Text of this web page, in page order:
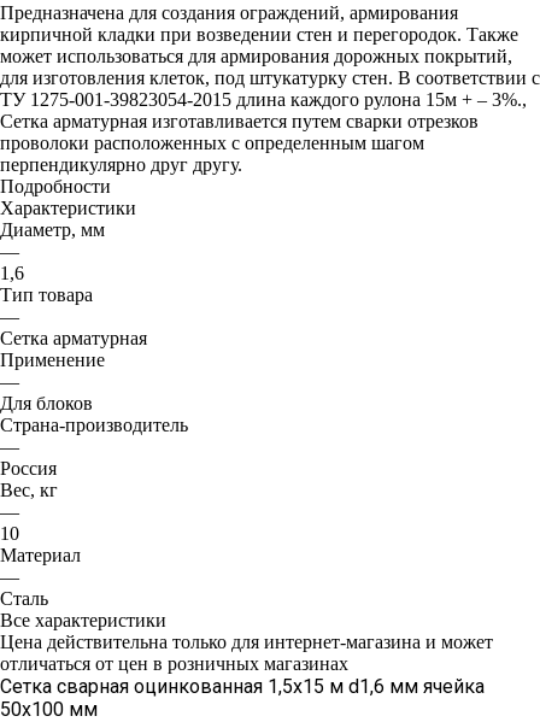
Предназначена для создания ограждений, армирования
кирпичной кладки при возведении стен и перегородок. Также
может использоваться для армирования дорожных покрытий,
для изготовления клеток, под штукатурку стен. В соответствии с
ТУ 1275-001-39823054-2015 длина каждого рулона 15м + – 3%.,
Сетка арматурная изготавливается путем сварки отрезков
проволоки расположенных с определенным шагом
перпендикулярно друг другу.
Подробности
Характеристики
Диаметр, мм
—
1,6
Тип товара
—
Сетка арматурная
Применение
—
Для блоков
Страна-производитель
—
Россия
Вес, кг
—
10
Материал
—
Сталь
Все характеристики
Цена действительна только для интернет-магазина и может
отличаться от цен в розничных магазинах
Сетка сварная оцинкованная 1,5х15 м d1,6 мм ячейка
50х100 мм